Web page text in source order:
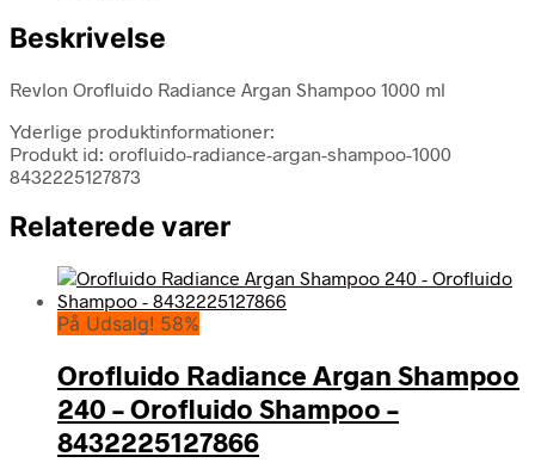
Beskrivelse
Revlon Orofluido Radiance Argan Shampoo 1000 ml
Yderlige produktinformationer:
Produkt id: orofluido-radiance-argan-shampoo-1000
8432225127873
Relaterede varer
På Udsalg! 58%
Orofluido Radiance Argan Shampoo
240 – Orofluido Shampoo –
8432225127866